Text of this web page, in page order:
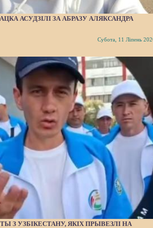
АСУДЗІЛІ ЗА АБРАЗУ АЛЯКСАНДРА
Субота, 11 Ліпень
З УЗБІКЕСТАНУ, ЯКІХ ПРЫВЕЗЛІ НА